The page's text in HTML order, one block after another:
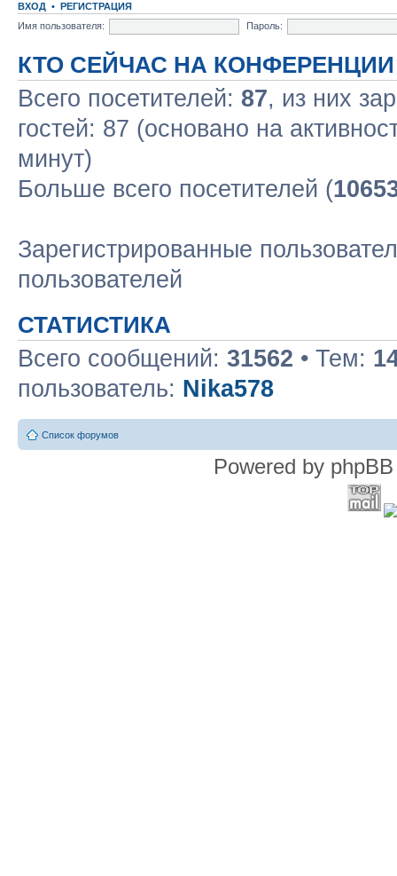
ВХОД • РЕГИСТРАЦИЯ
Имя пользователя:
Пароль:
КТО СЕЙЧАС НА КОНФЕРЕНЦИИ
Всего посетителей: 87, из них
гостей: 87 (основано на
минут)
Больше всего посетителей (
Зарегистрированные
пользователей
СТАТИСТИКА
Всего сообщений: 31562 • Тем:
пользователь: Nika578
Список форумов
Powered by